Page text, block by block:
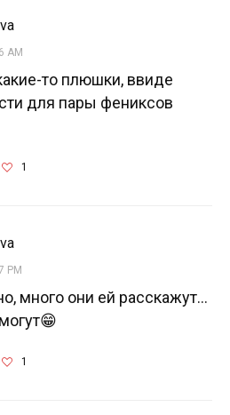
AM
то плюшки, ввиде
для пары фениксов
1
PM
много они ей расскажут...
1